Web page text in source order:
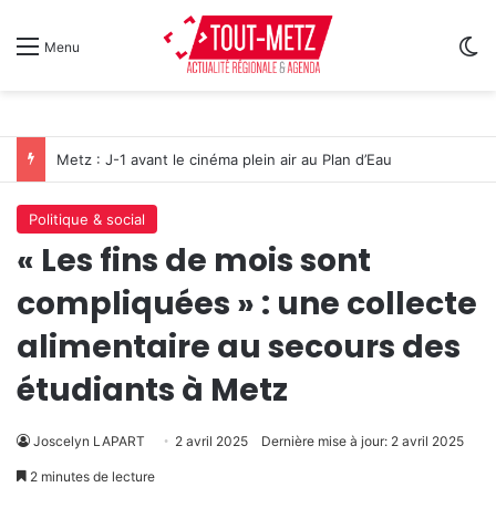
Menu
Metz : J-1 avant le cinéma plein air au Plan d’Eau
Politique & social
« Les fins de mois sont
compliquées » : une collecte
alimentaire au secours des
étudiants à Metz
Joscelyn LAPART 2 avril 2025 Dernière mise à jour: 2 avril 2025
2 minutes de lecture